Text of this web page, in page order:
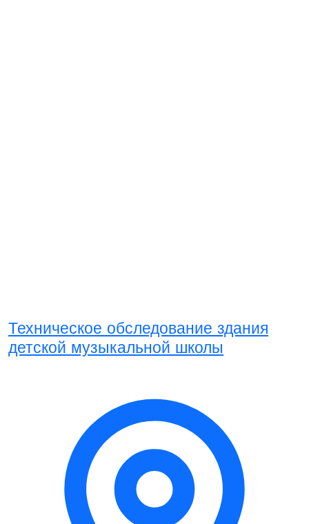
Техническое обследование здания
детской музыкальной школы